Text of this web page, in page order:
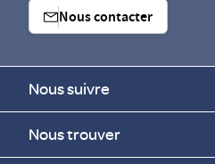
Nous contacter
Nous suivre
Nous trouver